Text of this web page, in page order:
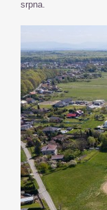
srpna.